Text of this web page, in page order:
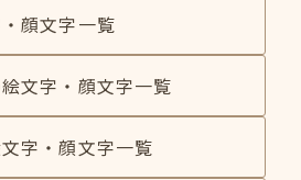
顔文字一覧
文字・顔文字一覧
字・顔文字一覧